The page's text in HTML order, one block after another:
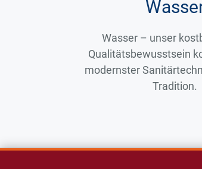
Wasser – unser
Qualitätsbewusstsein
modernster
Tradition.